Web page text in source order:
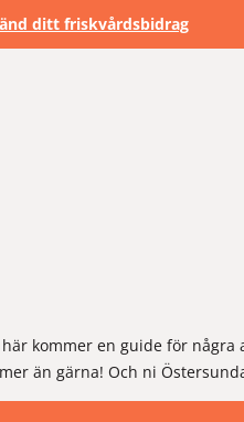
ditt friskvårdsbidrag
kommer en guide för
än gärna! Och ni